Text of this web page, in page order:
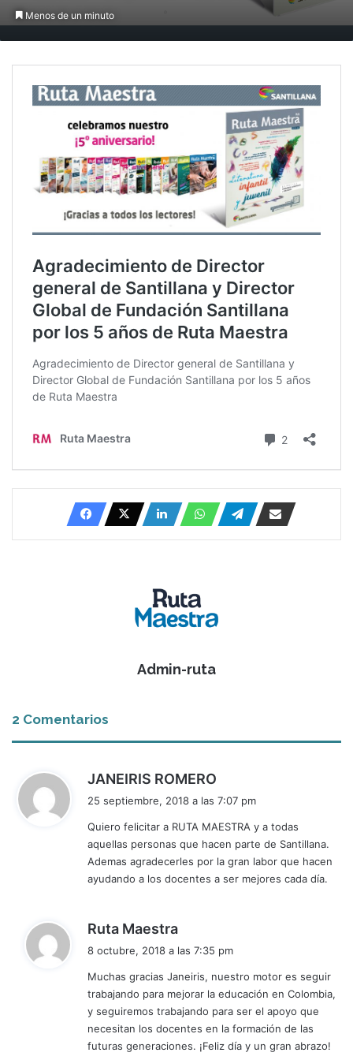
Menos de un minuto
Admin-ruta
2 Comentarios
JANEIRIS ROMERO
e
:
25 septiembre, 2018 a las 7:07 pm
Quiero felicitar a RUTA MAESTRA y a todas
aquellas personas que hacen parte de Santillana.
Ademas agradecerles por la gran labor que hacen
ayudando a los docentes a ser mejores cada día.
Ruta Maestra
e
:
8 octubre, 2018 a las 7:35 pm
Muchas gracias Janeiris, nuestro motor es seguir
trabajando para mejorar la educación en Colombia,
y seguiremos trabajando para ser el apoyo que
necesitan los docentes en la formación de las
futuras generaciones. ¡Feliz día y un gran abrazo!